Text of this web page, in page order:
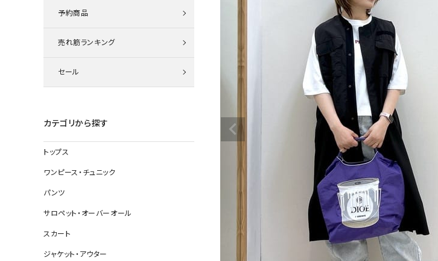
スウェット・パーカー
ロング・マキシ丈
その他スカート
すべて見る
タンクトップ・キャミソール
デニムパンツ
その他のパンツ
ジャケット
その他アウター
予約商品
売れ筋ランキング
セール
カテゴリから探す
トップス
ワンピース・チュニック
パンツ
サロペット・オーバーオール
スカート
ジャケット・アウター